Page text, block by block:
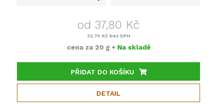
od 37,80 Kč
33,75 Kč bez DPH
cena za 20 g • Na skladě
PŘIDAT DO KOŠÍKU
DETAIL